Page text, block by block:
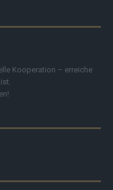
Kooperation – erreiche